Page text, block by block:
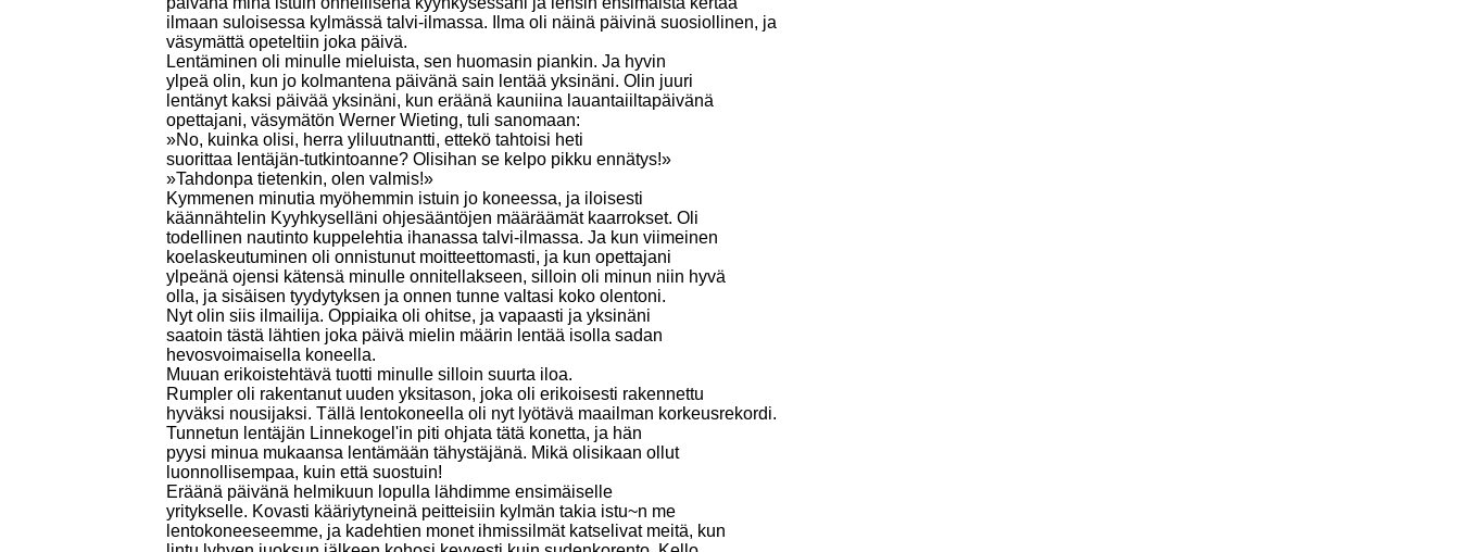
ilmaan suloisessa kylmässä talvi-ilmassa. Ilma oli näinä päivinä suosiollinen, ja
väsymättä opeteltiin joka päivä.
Lentäminen oli minulle mieluista, sen huomasin piankin. Ja hyvin
ylpeä olin, kun jo kolmantena päivänä sain lentää yksinäni. Olin juuri
lentänyt kaksi päivää yksinäni, kun eräänä kauniina lauantaiiltapäivänä
opettajani, väsymätön Werner Wieting, tuli sanomaan:
»No, kuinka olisi, herra yliluutnantti, ettekö tahtoisi heti
suorittaa lentäjän-tutkintoanne? Olisihan se kelpo pikku ennätys!»
»Tahdonpa tietenkin, olen valmis!»
Kymmenen minutia myöhemmin istuin jo koneessa, ja iloisesti
käännähtelin Kyyhkyselläni ohjesääntöjen määräämät kaarrokset. Oli
todellinen nautinto kuppelehtia ihanassa talvi-ilmassa. Ja kun viimeinen
koelaskeutuminen oli onnistunut moitteettomasti, ja kun opettajani
ylpeänä ojensi kätensä minulle onnitellakseen, silloin oli minun niin hyvä
olla, ja sisäisen tyydytyksen ja onnen tunne valtasi koko olentoni.
Nyt olin siis ilmailija. Oppiaika oli ohitse, ja vapaasti ja yksinäni
saatoin tästä lähtien joka päivä mielin määrin lentää isolla sadan
hevosvoimaisella koneella.
Muuan erikoistehtävä tuotti minulle silloin suurta iloa.
Rumpler oli rakentanut uuden yksitason, joka oli erikoisesti rakennettu
hyväksi nousijaksi. Tällä lentokoneella oli nyt lyötävä maailman korkeusrekordi.
Tunnetun lentäjän Linnekogel'in piti ohjata tätä konetta, ja hän
pyysi minua mukaansa lentämään tähystäjänä. Mikä olisikaan ollut
luonnollisempaa, kuin että suostuin!
Eräänä päivänä helmikuun lopulla lähdimme ensimäiselle
yritykselle. Kovasti kääriytyneinä peitteisiin kylmän takia istu~n me
lentokoneeseemme, ja kadehtien monet ihmissilmät katselivat meitä, kun